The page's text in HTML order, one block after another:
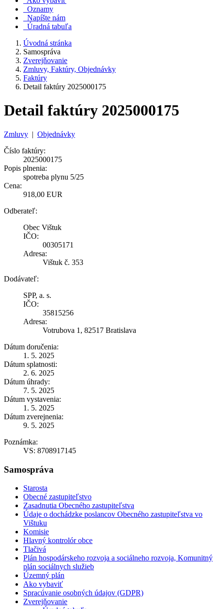
Oznamy
Napíšte nám
Úradná tabuľa
Úvodná stránka
Samospráva
Zverejňovanie
Zmluvy, Faktúry, Objednávky
Faktúry
Detail faktúry 2025000175
Detail faktúry 2025000175
Zmluvy | Objednávky
Číslo faktúry:
2025000175
Popis plnenia:
spotreba plynu 5/25
Cena:
918,00 EUR
Odberateľ:
Obec Vištuk
IČO:
00305171
Adresa:
Vištuk č. 353
Dodávateľ:
SPP, a. s.
IČO:
35815256
Adresa:
Votrubova 1, 82517 Bratislava
Dátum doručenia:
1. 5. 2025
Dátum splatnosti:
2. 6. 2025
Dátum úhrady:
7. 5. 2025
Dátum vystavenia:
1. 5. 2025
Dátum zverejnenia:
9. 5. 2025
Poznámka:
VS: 8708917145
Samospráva
Starosta
Obecné zastupiteľstvo
Zasadnutia Obecného zastupiteľstva
Údaje o dochádzke poslancov Obecného zastupiteľstva vo
Vištuku
Komisie
Hlavný kontrolór obce
Tlačivá
Plán hospodárskeho rozvoja a sociálneho rozvoja, Komunitný
plán sociálnych služieb
Územný plán
Ako vybaviť
Spracúvanie osobných údajov (GDPR)
Zverejňovanie